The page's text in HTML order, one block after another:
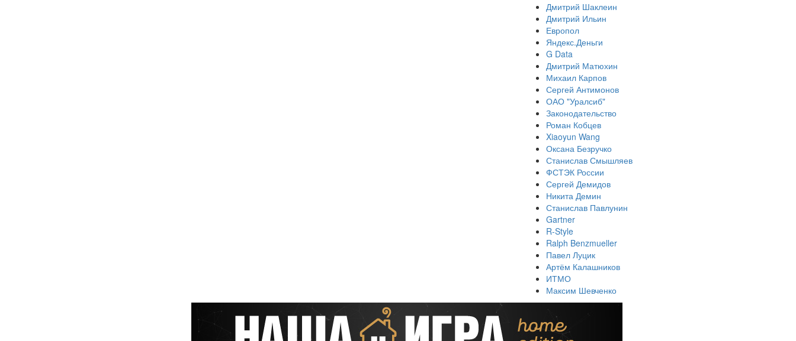
Дмитрий Шаклеин
Дмитрий Ильин
Европол
Яндекс.Деньги
G Data
Дмитрий Матюхин
Михаил Карпов
Сергей Антимонов
ОАО "Уралсиб"
Законодательство
Роман Кобцев
Xiaoyun Wang
Оксана Безручко
Станислав Смышляев
ФСТЭК России
Сергей Демидов
Никита Демин
Станислав Павлунин
Gartner
R-Style
Ralph Benzmueller
Павел Луцик
Артём Калашников
ИТМО
Максим Шевченко